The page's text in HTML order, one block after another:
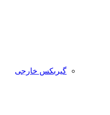
گیربکس خارجی